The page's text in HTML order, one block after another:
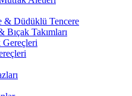
& Düdüklü Tencere
Bıçak Takımları
Gereçleri